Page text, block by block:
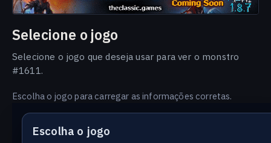
Selecione o jogo
Selecione o jogo que deseja usar para ver o monstro
#1611.
Escolha o jogo para carregar as informações corretas.
Escolha o jogo